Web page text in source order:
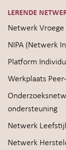
LERENDE
Netwerk Vroege
NIPA (Netwerk
Platform
Werkplaats
ondersteuning
Netwerk
Netwerk